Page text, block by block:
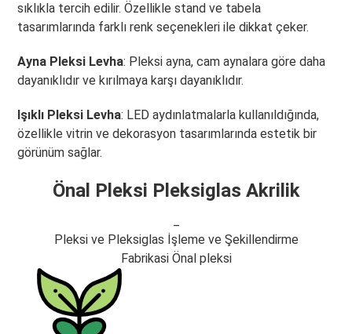
sıklıkla tercih edilir. Özellikle stand ve tabela
tasarımlarında farklı renk seçenekleri ile dikkat çeker.
Ayna Pleksi Levha: Pleksi ayna, cam aynalara göre daha
dayanıklıdır ve kırılmaya karşı dayanıklıdır.
Işıklı Pleksi Levha: LED aydınlatmalarla kullanıldığında,
özellikle vitrin ve dekorasyon tasarımlarında estetik bir
görünüm sağlar.
Önal Pleksi Pleksiglas Akrilik
Pleksi ve Pleksiglas İşleme ve Şekillendirme
Fabrikasi Önal pleksi